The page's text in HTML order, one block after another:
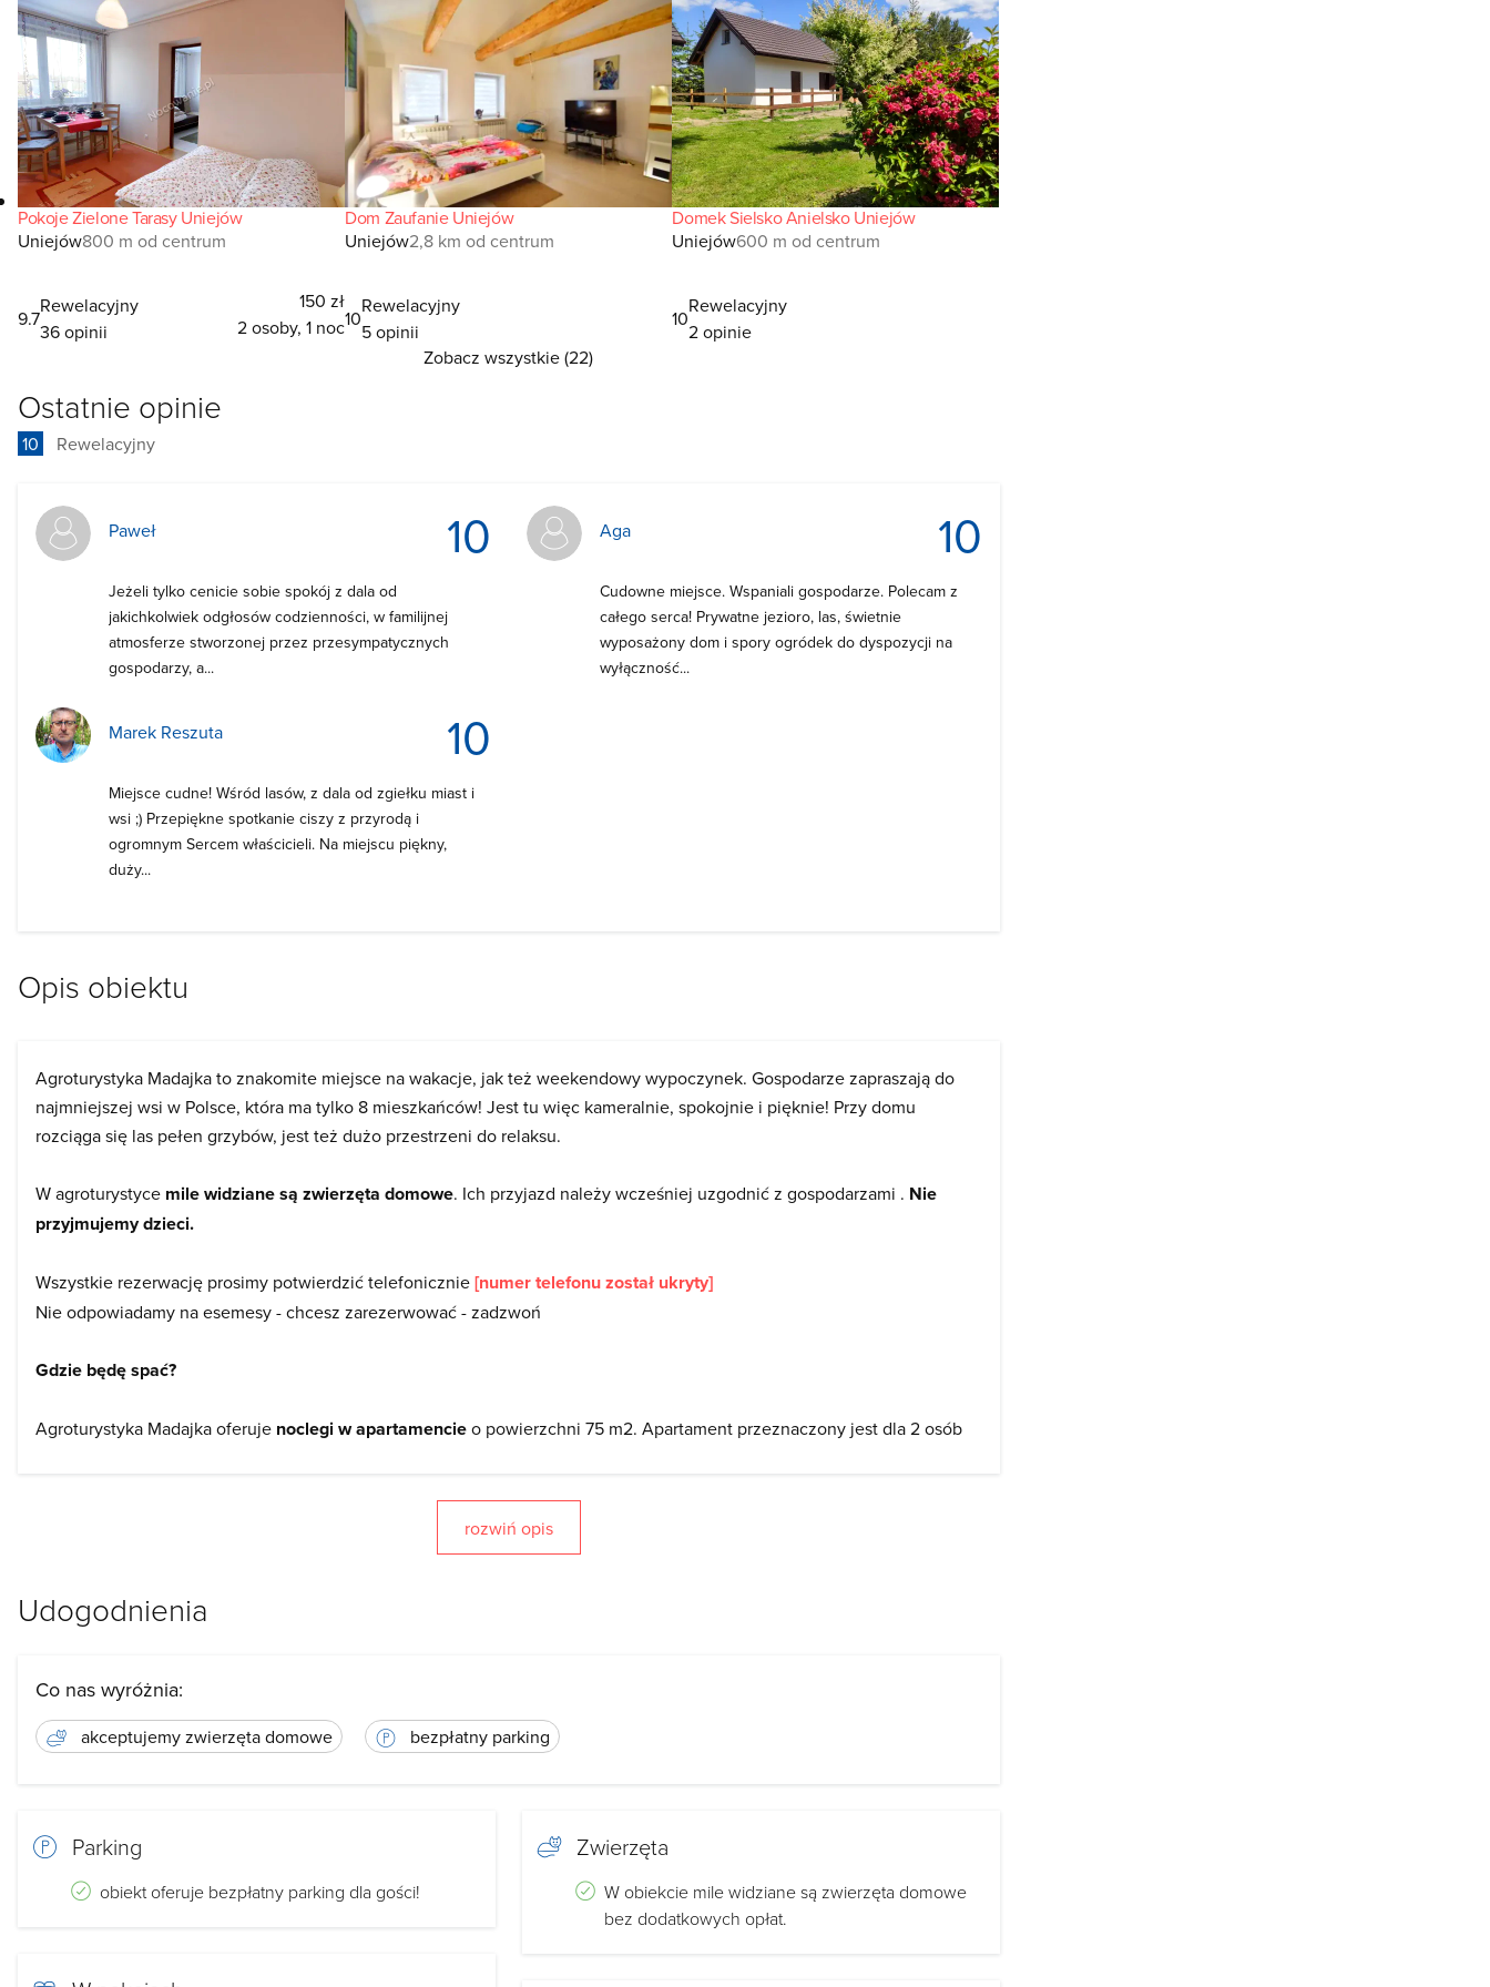
Pokoje Zielone Tarasy Uniejów
Uniejów800 m od centrum
9.7
Rewelacyjny
36 opinii
150 zł
2 osoby, 1 noc
Dom Zaufanie Uniejów
Uniejów2,8 km od centrum
10
Rewelacyjny
5 opinii
Domek Sielsko Anielsko Uniejów
Uniejów600 m od centrum
10
Rewelacyjny
2 opinie
Zobacz wszystkie (22)
Ostatnie opinie
10 Rewelacyjny
10
Paweł
Jeżeli tylko cenicie sobie spokój z dala od
jakichkolwiek odgłosów codzienności, w familijnej
atmosferze stworzonej przez przesympatycznych
gospodarzy, a...
10
Aga
Cudowne miejsce. Wspaniali gospodarze. Polecam z
całego serca! Prywatne jezioro, las, świetnie
wyposażony dom i spory ogródek do dyspozycji na
wyłączność...
10
Marek Reszuta
Miejsce cudne! Wśród lasów, z dala od zgiełku miast i
wsi ;) Przepiękne spotkanie ciszy z przyrodą i
ogromnym Sercem właścicieli. Na miejscu piękny,
duży...
Opis obiektu
Agroturystyka Madajka to znakomite miejsce na wakacje, jak też weekendowy wypoczynek. Gospodarze zapraszają do
najmniejszej wsi w Polsce, która ma tylko 8 mieszkańców! Jest tu więc kameralnie, spokojnie i pięknie! Przy domu
rozciąga się las pełen grzybów, jest też dużo przestrzeni do relaksu.
W agroturystyce mile widziane są zwierzęta domowe. Ich przyjazd należy wcześniej uzgodnić z gospodarzami . Nie
przyjmujemy dzieci.
Wszystkie rezerwację prosimy potwierdzić telefonicznie[numer telefonu został ukryty]
Nie odpowiadamy na esemesy - chcesz zarezerwować - zadzwoń
Gdzie będę spać?
Agroturystyka Madajka oferuje noclegi w apartamencieo powierzchni 75 m2. Apartament przeznaczony jest dla 2 osób
Apartament to przestronne mieszkanie z wygodną sypialnią, pokojem dziennym, kuchnią oraz łazienką z prysznicem. Do
dyspozycji mamy także oświetlony taras.
Apartamenti pozostałe pokoje w Agroturystyce Madajka zostały kompleksowo wyposażone. Mamy tu m.in. dostęp do
telewizora z kanałami telewizji naziemnej, dostęp do internetu a także możemy korzystać z żelazka. W łazience
Co będę jeść?
W apartamencie dostępna jestkuchnia, która posiada pełne wyposażenie lub aneksy kuchenne. Do dyspozycji jest
kuchenka, piekarnik, mikrofalówka, czajnik elektryczny, opiekacz oraz lodówka. W szafkach znajdziemy niezbędne
rozwiń opis
Udogodnienia
Co nas wyróżnia:
akceptujemy zwierzęta domowe bezpłatny parking
Parking
obiekt oferuje bezpłatny parking dla gości!
Zwierzęta
W obiekcie mile widziane są zwierzęta domowe
bez dodatkowych opłat.